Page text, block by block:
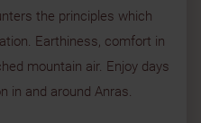
the principles which
Earthiness, comfort in
mountain air. Enjoy days
in and around Anras.